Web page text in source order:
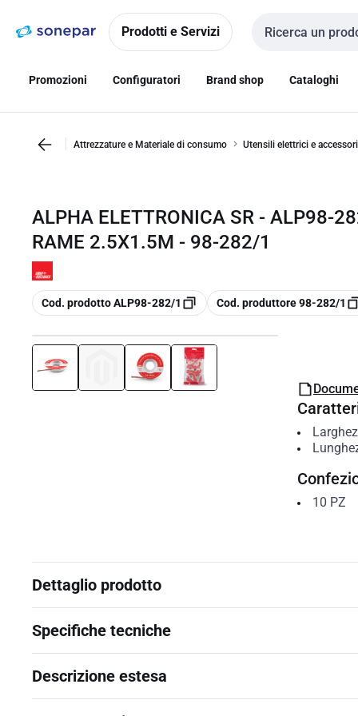
navigazionealla
Prodotti e Servizi
Cerca input
Promozioni Configuratori Brand shop Cataloghi
Attrezzature e Materiale di consumo Utensili elettrici e accessori
ALPHA ELETTRONICA SR - ALP98-
RAME 2.5X1.5M - 98-282/1
copia
Cod. prodotto ALP98-282/1 copia
Cod. produttore 98-282/1
10 PZ
Dettaglio prodotto
Specifiche tecniche
Descrizione estesa